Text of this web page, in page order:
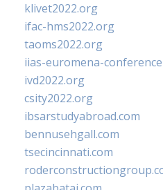
klivet2022.org
ifac-hms2022.org
taoms2022.org
iias-euromena-
ivd2022.org
csity2022.org
ibsarstudyabroad.com
bennusehgall.com
tsecincinnati.com